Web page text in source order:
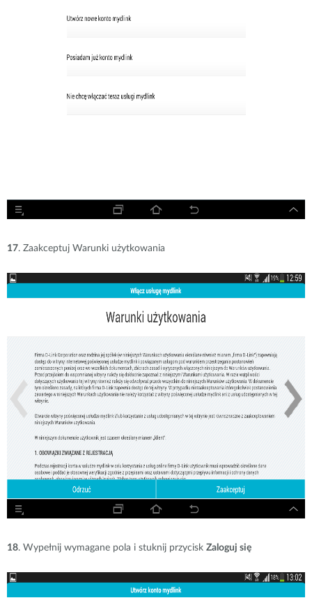
17. Zaakceptuj Warunki użytkowania
18. Wypełnij wymagane pola i stuknij przycisk Zaloguj się